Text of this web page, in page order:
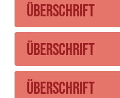
Überschrift
Überschrift
Überschrift